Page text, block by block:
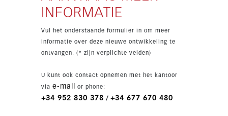
badkamers en een terras van 18 m². Het
verkeert in uitstekende staat en is voorzien van
aangeboden en heeft een volledig uitgeruste
aangelegde gemeenschappelijke tuinen, een
gemeenschappelijk zwembad en een volledig
uitgeruste fitnessruimte. De ligging nabij
INFORMATIE
Vul het onderstaande formulier in om meer
informatie over deze nieuwe ontwikkeling te
ontvangen. (* zijn verplichte velden)
U kunt ook contact opnemen met het kantoor
via e-mail or phone:
+34 952 830 378 / +34 677 670 480